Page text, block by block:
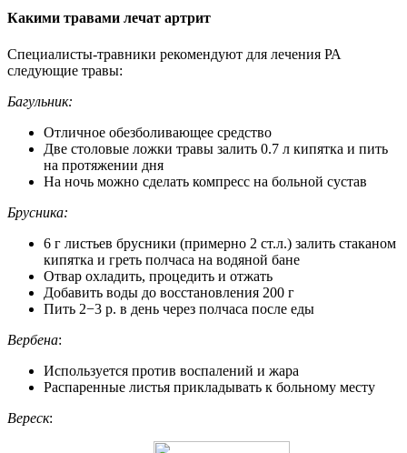
Какими травами лечат артрит
Специалисты-травники рекомендуют для лечения РА
следующие травы:
Багульник:
Отличное обезболивающее средство
Две столовые ложки травы залить 0.7 л кипятка и пить
на протяжении дня
На ночь можно сделать компресс на больной сустав
Брусника:
6 г листьев брусники (примерно 2 ст.л.) залить стаканом
кипятка и греть полчаса на водяной бане
Отвар охладить, процедить и отжать
Добавить воды до восстановления 200 г
Пить 2−3 р. в день через полчаса после еды
Вербена:
Используется против воспалений и жара
Распаренные листья прикладывать к больному месту
Вереск: